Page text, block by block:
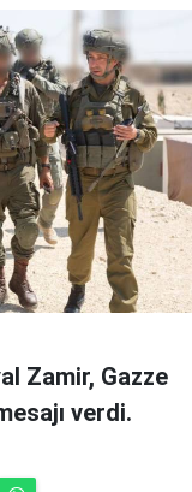
Zamir, Gazze
verdi.